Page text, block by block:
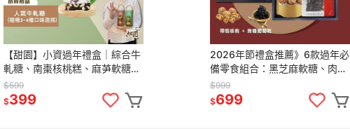
【甜園】小資過年禮盒｜綜合牛
軋糖、南棗核桃糕、麻芛軟糖、
黑芝麻軟糖，早鳥優惠3盒起享
折扣！
$599
$399
2026年節禮盒推薦》6款過年必
備零食組合：黑芝麻軟糖、肉
乾、堅果、果乾一次滿足｜甜園
$999
$699